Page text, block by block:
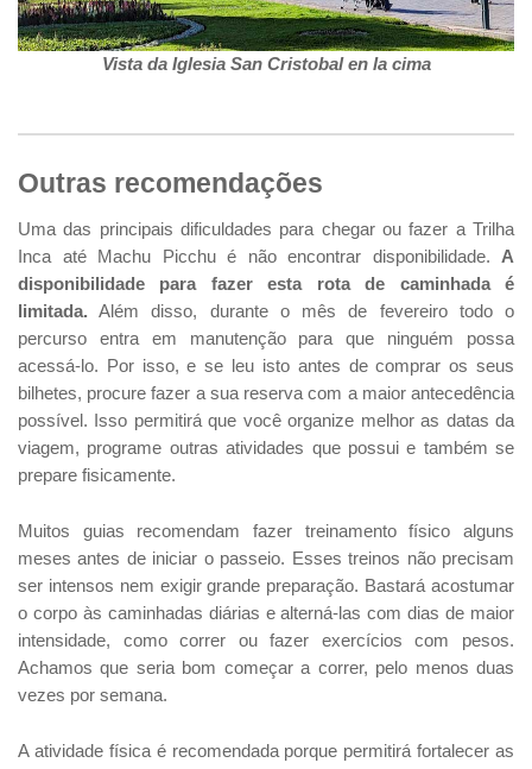
Vista da Iglesia San Cristobal en la cima
Outras recomendações
Uma das principais dificuldades para chegar ou fazer a Trilha
Inca até Machu Picchu é não encontrar disponibilidade. A
disponibilidade para fazer esta rota de caminhada é
limitada. Além disso, durante o mês de fevereiro todo o
percurso entra em manutenção para que ninguém possa
acessá-lo. Por isso, e se leu isto antes de comprar os seus
bilhetes, procure fazer a sua reserva com a maior antecedência
possível. Isso permitirá que você organize melhor as datas da
viagem, programe outras atividades que possui e também se
prepare fisicamente.
Muitos guias recomendam fazer treinamento físico alguns
meses antes de iniciar o passeio. Esses treinos não precisam
ser intensos nem exigir grande preparação. Bastará acostumar
o corpo às caminhadas diárias e alterná-las com dias de maior
intensidade, como correr ou fazer exercícios com pesos.
Achamos que seria bom começar a correr, pelo menos duas
vezes por semana.
A atividade física é recomendada porque permitirá fortalecer as